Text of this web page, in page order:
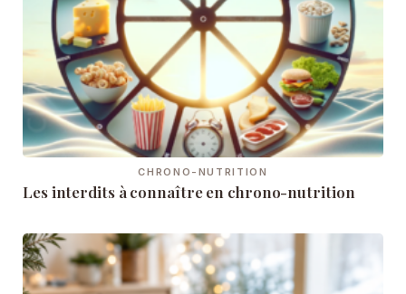
CHRONO-NUTRITION
Les interdits à connaître en chrono-nutrition